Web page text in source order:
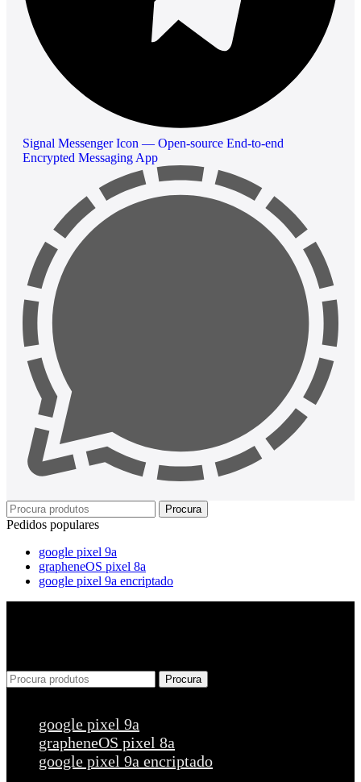
Signal Messenger Icon — Open-source End-to-end
Encrypted Messaging App
Procura
Pedidos populares
google pixel 9a
grapheneOS pixel 8a
google pixel 9a encriptado
Procura
google pixel 9a
grapheneOS pixel 8a
google pixel 9a encriptado